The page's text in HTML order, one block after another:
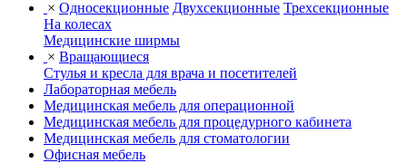
× Односекционные Двухсекционные Трехсекционные
На колесах
Медицинские ширмы
× Вращающиеся
Стулья и кресла для врача и посетителей
Лабораторная мебель
Медицинская мебель для операционной
Медицинская мебель для процедурного кабинета
Медицинская мебель для стоматологии
Офисная мебель